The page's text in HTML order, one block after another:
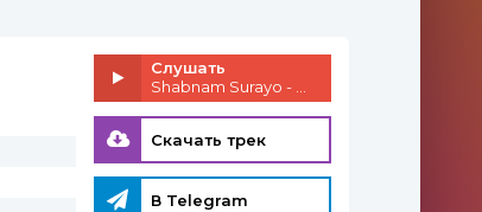
Слушать
Скачать трек
В Telegram